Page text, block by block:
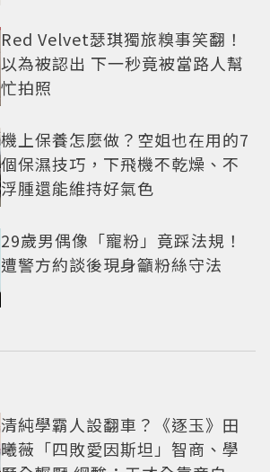
Red Velvet瑟琪獨旅糗事笑翻！
以為被認出 下一秒竟被當路人幫
忙拍照
機上保養怎麼做？空姐也在用的7
個保濕技巧，下飛機不乾燥、不
浮腫還能維持好氣色
29歲男偶像「寵粉」竟踩法規！
遭警方約談後現身籲粉絲守法
清純學霸人設翻車？《逐玉》田
曦薇「四敗愛因斯坦」智商、學